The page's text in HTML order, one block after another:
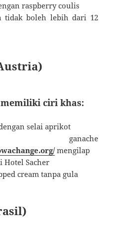
raspberry coulis
tidak boleh lebih dari 12
ciri khas:
selai aprikot
ganache
mengilap
Hotel Sacher
cream tanpa gula